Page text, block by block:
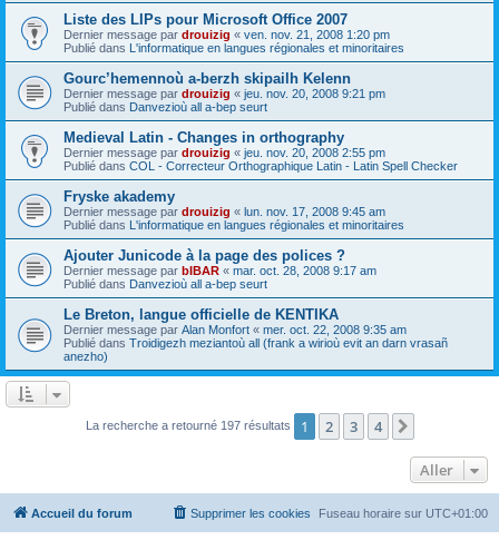
Liste des LIPs pour Microsoft Office 2007
Dernier message par drouizig « ven. nov. 21, 2008 1:20 pm
Publié dans L'informatique en langues régionales et minoritaires
Gourc’hemennoù a-berzh skipailh Kelenn
Dernier message par drouizig « jeu. nov. 20, 2008 9:21 pm
Publié dans Danvezioù all a-bep seurt
Medieval Latin - Changes in orthography
Dernier message par drouizig « jeu. nov. 20, 2008 2:55 pm
Publié dans COL - Correcteur Orthographique Latin - Latin Spell Checker
Fryske akademy
Dernier message par drouizig « lun. nov. 17, 2008 9:45 am
Publié dans L'informatique en langues régionales et minoritaires
Ajouter Junicode à la page des polices ?
Dernier message par bIBAR « mar. oct. 28, 2008 9:17 am
Publié dans Danvezioù all a-bep seurt
Le Breton, langue officielle de KENTIKA
Dernier message par Alan Monfort « mer. oct. 22, 2008 9:35 am
Publié dans Troidigezh meziantoù all (frank a wirioù evit an darn vrasañ
anezho)
La recherche a retourné 197 résultats 1 2 3 4
Aller
Accueil du forum Fuseau horaire sur UTC+01:00
Supprimer les cookies